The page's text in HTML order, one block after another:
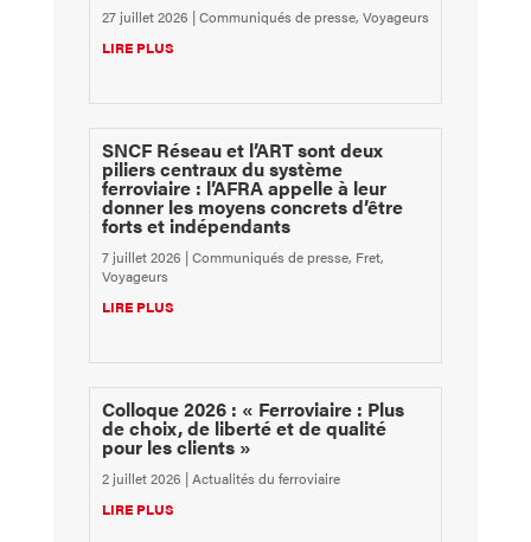
27 juillet 2026 |Communiqués de presse, Voyageurs
LIRE PLUS
SNCF Réseau et l’ART sont deux
piliers centraux du système
ferroviaire : l’AFRA appelle à leur
donner les moyens concrets d’être
forts et indépendants
7 juillet 2026 |Communiqués de presse, Fret,
Voyageurs
LIRE PLUS
Colloque 2026 : « Ferroviaire : Plus
de choix, de liberté et de qualité
pour les clients »
2 juillet 2026 |Actualités du ferroviaire
LIRE PLUS